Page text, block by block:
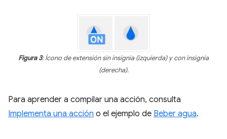
Figura 3: Ícono de extensión sin insignia (izquierda) y con insignia
(derecha).
Para aprender a compilar una acción, consulta
Implementa una acción o el ejemplo de Beber agua.